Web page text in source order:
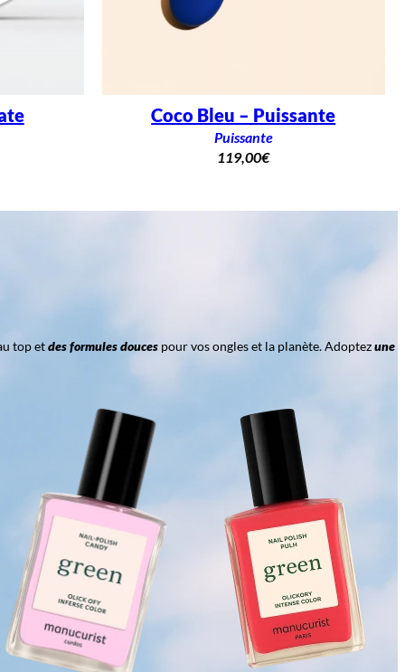
Coco Bleu – Puissante
Puissante
119,00€
top etdes formules doucespour vos ongles et la planète. Adoptezune